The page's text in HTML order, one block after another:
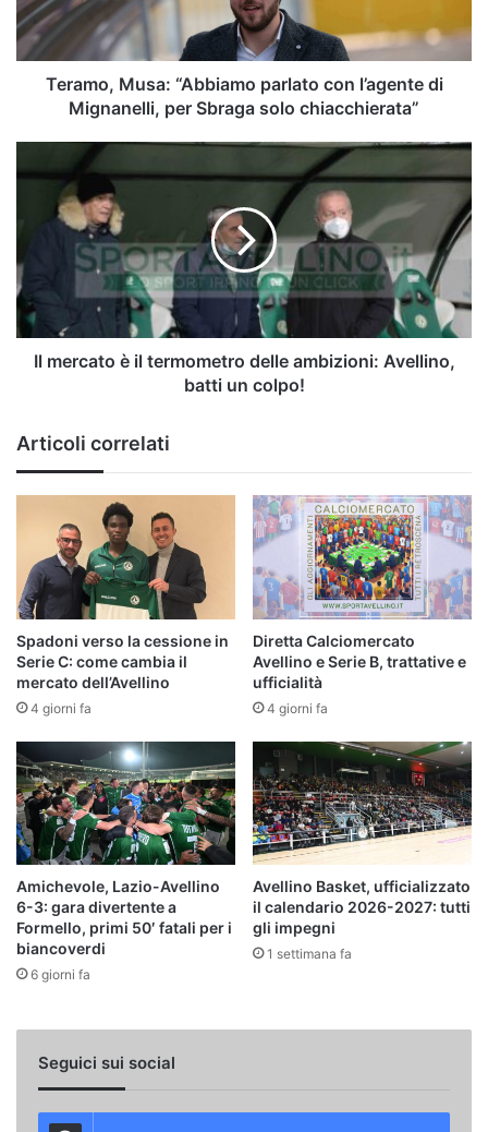
di
Mignanelli,
per
SbragaTeramo, Musa: “Abbiamo parlato con l’agente di
Mignanelli, per Sbraga solo chiacchierata”
mercato
termometro
delle
ambizioni:
Avellino,
batti
Il mercato è il termometro delle ambizioni: Avellino,
batti un colpo!
Articoli correlati
Spadoni verso la cessione in
Serie C: come cambia il
mercato dell’Avellino
4 giorni fa
Diretta Calciomercato
Avellino e Serie B, trattative e
ufficialità
4 giorni fa
Amichevole, Lazio-Avellino
6-3: gara divertente a
Formello, primi 50′ fatali per i
biancoverdi
6 giorni fa
Avellino Basket, ufficializzato
il calendario 2026-2027: tutti
gli impegni
1 settimana fa
Seguici sui social